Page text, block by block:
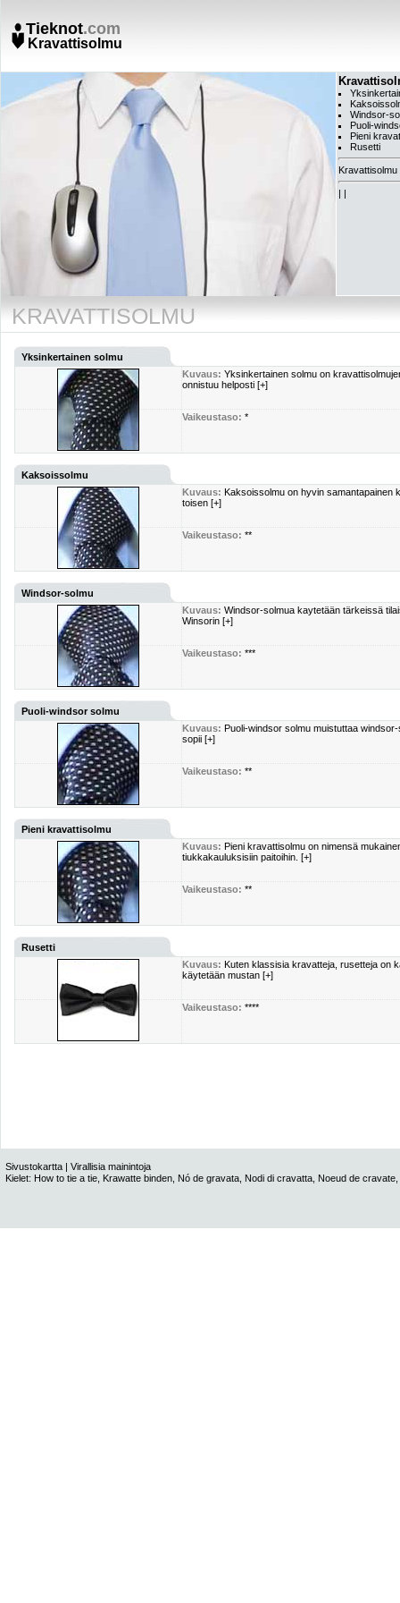
Tieknot.com
Kravattisolmu
Windsor-
Puoli-
Pieni
Rusetti
Kravattisolmu
| |
KRAVATTISOLMU
Yksinkertainen solmu
Kuvaus: Yksinkertainen solmu on
onnistuu helposti [+]
Vaikeustaso: *
Kaksoissolmu
Kuvaus: Kaksoissolmu on hyvin samantapainen
toisen [+]
Vaikeustaso: **
Windsor-solmu
Kuvaus: Windsor-solmua kaytetään tärkeissä
Winsorin [+]
Vaikeustaso: ***
Puoli-windsor solmu
Kuvaus: Puoli-windsor solmu muistuttaa
sopii [+]
Vaikeustaso: **
Pieni kravattisolmu
Kuvaus: Pieni kravattisolmu on nimensä
tiukkakauluksisiin paitoihin. [+]
Vaikeustaso: **
Rusetti
Kuvaus: Kuten klassisia kravatteja, rusetteja on
käytetään mustan [+]
Vaikeustaso: ****
Sivustokartta | Virallisia mainintoja
Kielet: How to tie a tie Krawatte binden Nó de gravata Nodi di cravatta Noeud de cravate